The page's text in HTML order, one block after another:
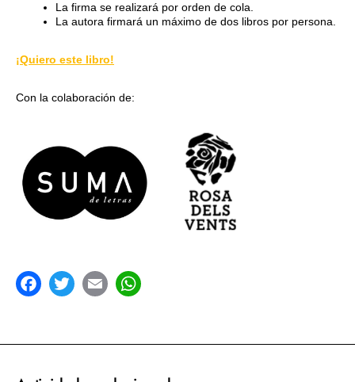
La firma se realizará por orden de cola.
La autora firmará un máximo de dos libros por persona.
¡Quiero este libro!
Con la colaboración de: